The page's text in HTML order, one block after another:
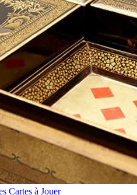
Cartes à Jouer